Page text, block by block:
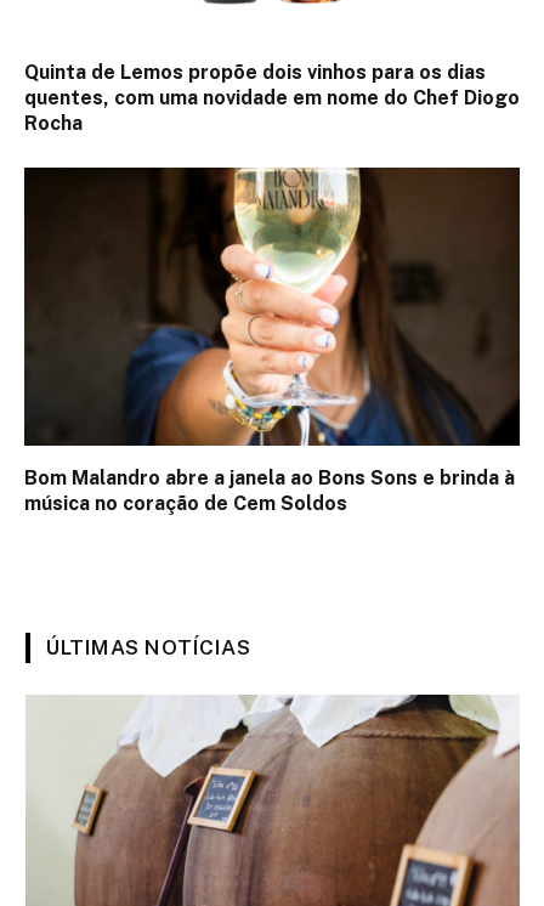
Quinta de Lemos propõe dois vinhos para os dias
quentes, com uma novidade em nome do Chef Diogo
Rocha
Bom Malandro abre a janela ao Bons Sons e brinda à
música no coração de Cem Soldos
ÚLTIMAS NOTÍCIAS